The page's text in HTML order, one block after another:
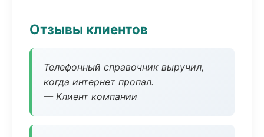
Отзывы клиентов
Телефонный справочник выручил,
когда интернет пропал.
— Клиент компании